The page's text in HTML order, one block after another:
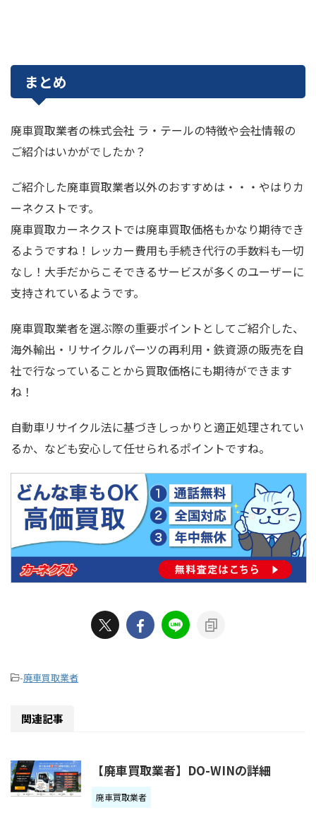
まとめ
廃車買取業者の株式会社 ラ・テールの特徴や会社情報の
ご紹介はいかがでしたか？
ご紹介した廃車買取業者以外のおすすめは・・・やはりカ
ーネクストです。
廃車買取カーネクストでは廃車買取価格もかなり期待でき
るようですね！レッカー費用も手続き代行の手数料も一切
なし！大手だからこそできるサービスが多くのユーザーに
支持されているようです。
廃車買取業者を選ぶ際の重要ポイントとしてご紹介した、
海外輸出・リサイクルパーツの再利用・鉄資源の販売を自
社で行なっていることから買取価格にも期待ができます
ね！
自動車リサイクル法に基づきしっかりと適正処理されてい
るか、なども安心して任せられるポイントですね。
-廃車買取業者
関連記事
【廃車買取業者】DO-WINの詳細
廃車買取業者